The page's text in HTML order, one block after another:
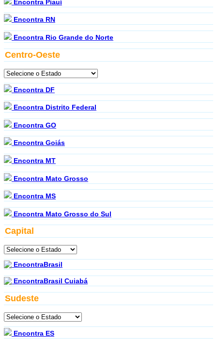
Encontra Piauí
Encontra RN
Encontra Rio Grande do Norte
Centro-Oeste
Encontra DF
Encontra Distrito Federal
Encontra GO
Encontra Goiás
Encontra MT
Encontra Mato Grosso
Encontra MS
Encontra Mato Grosso do Sul
Capital
EncontraBrasil
EncontraBrasil Cuiabá
Sudeste
Encontra ES